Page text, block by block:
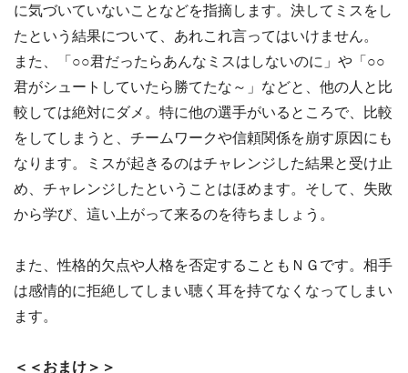
に気づいていないことなどを指摘します。決してミスをし
たという結果について、あれこれ言ってはいけません。
また、「○○君だったらあんなミスはしないのに」や「○○
君がシュートしていたら勝てたな～」などと、他の人と比
較しては絶対にダメ。特に他の選手がいるところで、比較
をしてしまうと、チームワークや信頼関係を崩す原因にも
なります。ミスが起きるのはチャレンジした結果と受け止
め、チャレンジしたということはほめます。そして、失敗
から学び、這い上がって来るのを待ちましょう。
また、性格的欠点や人格を否定することもＮＧです。相手
は感情的に拒絶してしまい聴く耳を持てなくなってしまい
ます。
＜＜おまけ＞＞